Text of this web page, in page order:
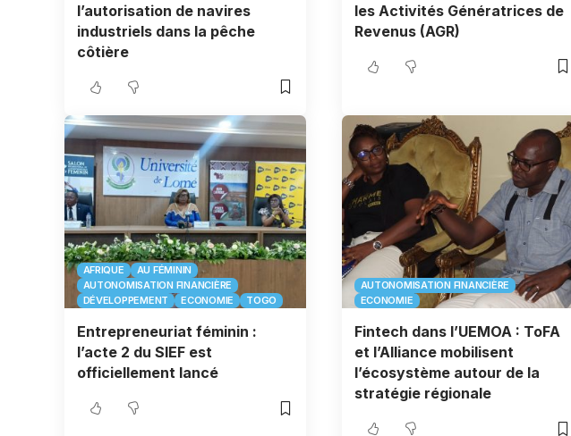
l’autorisation de navires
industriels dans la pêche
côtière
les Activités Génératrices de
Revenus (AGR)
AFRIQUE
AU FÉMININ
AUTONOMISATION FINANCIÈRE
DÉVELOPPEMENT
ECONOMIE TOGO
Entrepreneuriat féminin :
l’acte 2 du SIEF est
officiellement lancé
AUTONOMISATION FINANCIÈRE
ECONOMIE
Fintech dans l’UEMOA : ToFA
et l’Alliance mobilisent
l’écosystème autour de la
stratégie régionale